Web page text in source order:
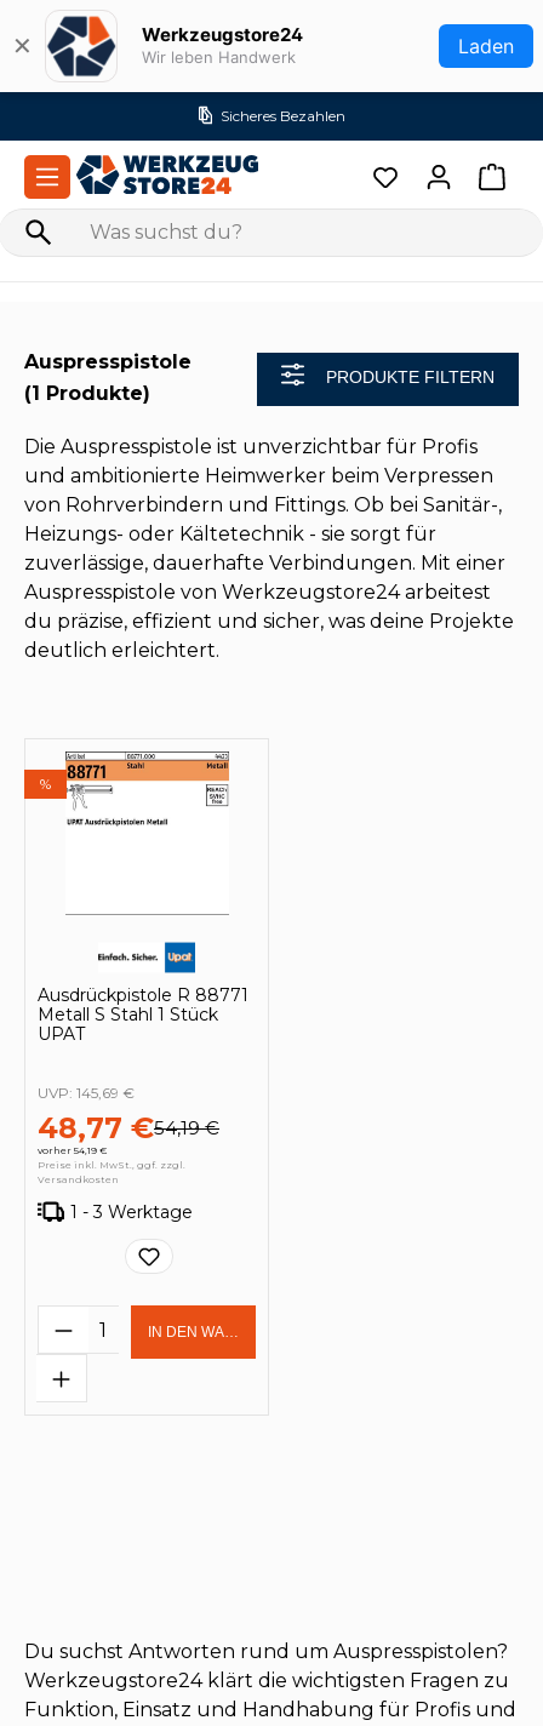
Zum Hauptinhalt springen
✕ Werkzeugstore24
Wir leben Handwerk Laden
Sicheres Bezahlen
Auspresspistole
(1 Produkte)
PRODUKTE FILTERN
Die Auspresspistole ist unverzichtbar für Profis
und ambitionierte Heimwerker beim Verpressen
von Rohrverbindern und Fittings. Ob bei Sanitär-,
Heizungs- oder Kältetechnik - sie sorgt für
zuverlässige, dauerhafte Verbindungen. Mit einer
Auspresspistole von Werkzeugstore24 arbeitest
du präzise, effizient und sicher, was deine Projekte
deutlich erleichtert.
%
Ausdrückpistole R 88771
Metall S Stahl 1 Stück
UPAT
48,77 €54,19 €
vorher 54,19 €
UVP: 145,69 €
Preise inkl. MwSt., ggf. zzgl.
Versandkosten
1 - 3 Werktage
Produkt Anzahl: Gib den
IN DEN WARENKORB
Du suchst Antworten rund um Auspresspistolen?
Werkzeugstore24 klärt die wichtigsten Fragen zu
Funktion, Einsatz und Handhabung für Profis und